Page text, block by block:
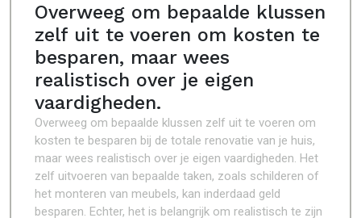
Overweeg om bepaalde klussen
zelf uit te voeren om kosten te
besparen, maar wees
realistisch over je eigen
vaardigheden.
Overweeg om bepaalde klussen zelf uit te voeren om
kosten te besparen bij de totale renovatie van je huis,
maar wees realistisch over je eigen vaardigheden. Het
zelf uitvoeren van bepaalde taken, zoals schilderen of
het monteren van meubels, kan inderdaad geld
besparen. Echter, het is belangrijk om realistisch te zijn